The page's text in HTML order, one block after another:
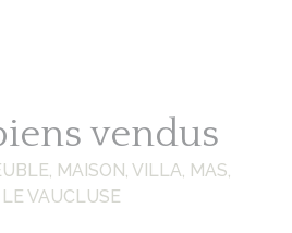
vendus
MAISON, VILLA, MAS,
VAUCLUSE